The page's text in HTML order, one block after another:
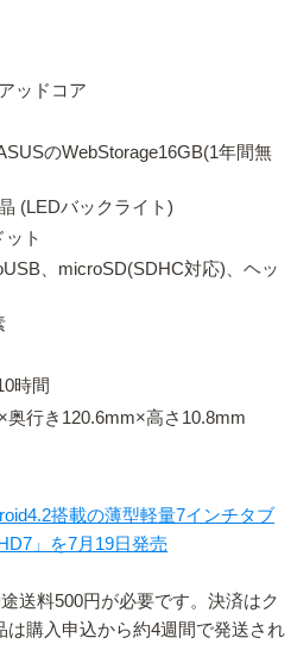
ッドコア
のWebStorage16GB(1年間無
(LEDバックライト)
ト
、microSD(SDHC対応)、ヘッ
時間
行き120.6mm×高さ10.8mm
搭載の薄型軽量7インチタブ
」を7月19日発売
送料500円が必要です。決済はク
は購入申込から約4週間で発送され